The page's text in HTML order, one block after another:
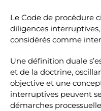
Le Code de procédure
diligences
considérés comme
Une définition duale
et de la doctrine,
objective et une
interruptives peuvent
démarches